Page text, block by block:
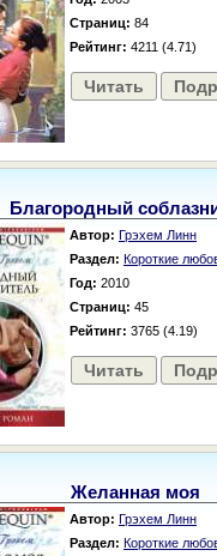
Страниц: 84
Рейтинг: 4211 (4.71)
Читать
Благородный
Автор: Грэхем Линн
Раздел: Короткие
Год: 2010
Страниц: 45
Рейтинг: 3765 (4.19)
Читать
Желанная моя
Автор: Грэхем Линн
Раздел: Короткие